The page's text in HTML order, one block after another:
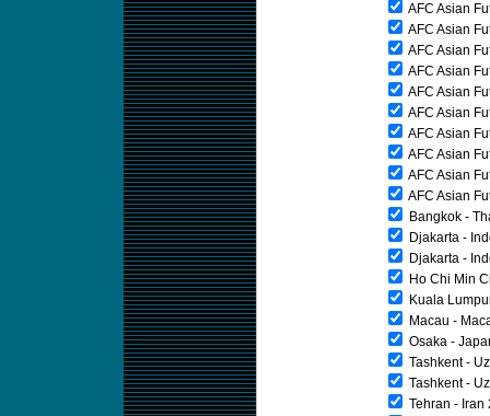
AFC Asian
AFC Asian
AFC Asian
AFC Asian
AFC Asian
AFC Asian
AFC Asian
AFC Asian
AFC Asian
AFC Asian
Bangkok -
Djakarta -
Djakarta -
Ho Chi Min
Kuala
Macau -
Osaka -
Tashkent -
Tashkent -
Tehran - Iran